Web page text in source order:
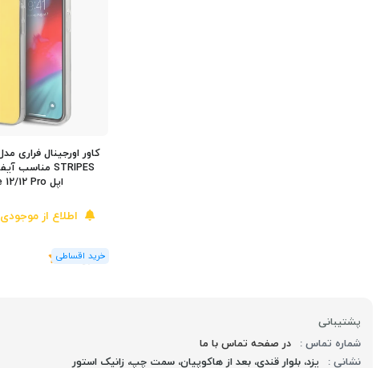
اپل iPhone 12/12 Pro
اطلاع از موجودی
(1رای)
5
پشتیبانی
شماره تماس : در صفحه تماس با ما
نشانی : یزد، بلوار قندی، بعد از هاکوپیان، سمت چپ، زانیک استور